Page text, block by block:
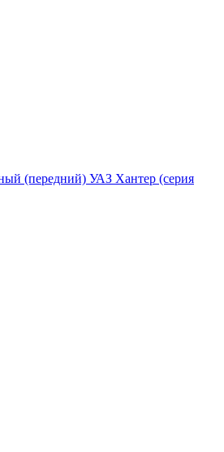
(передний) УАЗ Хантер (серия